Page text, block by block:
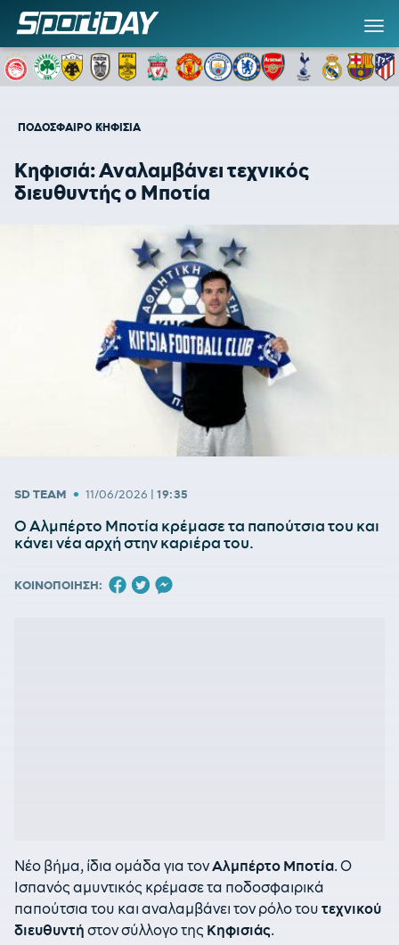
ΠΟΔΟΣΦΑΙΡΟ ΚΗΦΙΣΙΑ
Κηφισιά: Αναλαμβάνει τεχνικός
διευθυντής ο Μποτία
SD TEAM • 11/06/2026 | 19:35
Ο Αλμπέρτο Μποτία κρέμασε τα παπούτσια του και
κάνει νέα αρχή στην καριέρα του.
ΚΟΙΝΟΠΟΙΗΣΗ:
Νέο βήμα, ίδια ομάδα για τονΑλμπέρτο Μποτία. Ο
Ισπανός αμυντικός κρέμασε τα ποδοσφαιρικά
παπούτσια του και αναλαμβάνει τον ρόλο του τεχνικού
διευθυντή στον σύλλογο της Κηφισιάς.